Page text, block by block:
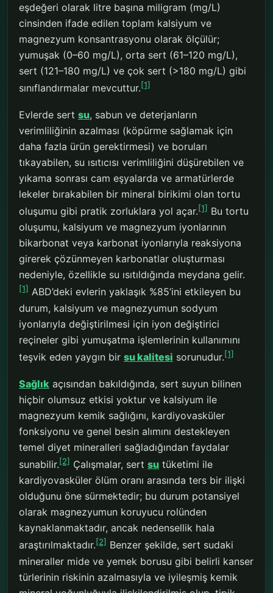
eşdeğeri olarak litre başına miligram (mg/L)
cinsinden ifade edilen toplam kalsiyum ve
magnezyum konsantrasyonu olarak ölçülür;
yumuşak (0–60 mg/L), orta sert (61–120 mg/L),
sert (121–180 mg/L) ve çok sert (>180 mg/L) gibi
sınıflandırmalar mevcuttur.[1]
Evlerde sert su, sabun ve deterjanların
verimliliğinin azalması (köpürme sağlamak için
daha fazla ürün gerektirmesi) ve boruları
tıkayabilen, su ısıtıcısı verimliliğini düşürebilen ve
yıkama sonrası cam eşyalarda ve armatürlerde
lekeler bırakabilen bir mineral birikimi olan tortu
oluşumu gibi pratik zorluklara yol açar.[1] Bu tortu
oluşumu, kalsiyum ve magnezyum iyonlarının
bikarbonat veya karbonat iyonlarıyla reaksiyona
girerek çözünmeyen karbonatlar oluşturması
nedeniyle, özellikle su ısıtıldığında meydana gelir.
[1] ABD’deki evlerin yaklaşık %85’ini etkileyen bu
durum, kalsiyum ve magnezyumun sodyum
iyonlarıyla değiştirilmesi için iyon değiştirici
reçineler gibi yumuşatma işlemlerinin kullanımını
teşvik eden yaygın bir su kalitesi sorunudur.[1]
Sağlık açısından bakıldığında, sert suyun bilinen
hiçbir olumsuz etkisi yoktur ve kalsiyum ile
magnezyum kemik sağlığını, kardiyovasküler
fonksiyonu ve genel besin alımını destekleyen
temel diyet mineralleri sağladığından faydalar
sunabilir.[2] Çalışmalar, sert su tüketimi ile
kardiyovasküler ölüm oranı arasında ters bir ilişki
olduğunu öne sürmektedir; bu durum potansiyel
olarak magnezyumun koruyucu rolünden
kaynaklanmaktadır, ancak nedensellik hala
araştırılmaktadır.[2] Benzer şekilde, sert sudaki
mineraller mide ve yemek borusu gibi belirli kanser
türlerinin riskinin azalmasıyla ve iyileşmiş kemik